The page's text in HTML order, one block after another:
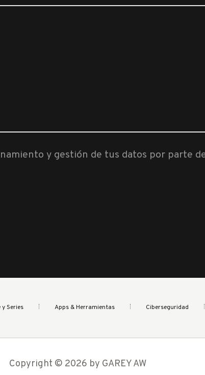
y gestión de tus datos por parte
y Series Apps & Herramientas Ciberseguridad
Copyright © 2026 by GAREY AW